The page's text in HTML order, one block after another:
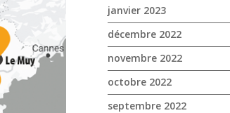
janvier 2023
décembre 2022
novembre 2022
octobre 2022
septembre 2022